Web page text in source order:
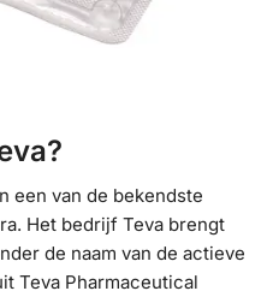
een van de bekendste
Het bedrijf Teva brengt
de naam van de actieve
Teva Pharmaceutical